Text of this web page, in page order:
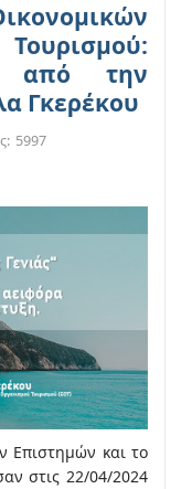
από την
Γκερέκου
5997
Επιστημών και το
στις 22/04/2024